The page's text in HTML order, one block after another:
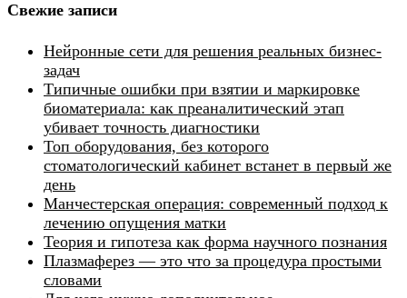
Свежие записи
Нейронные сети для решения реальных бизнес-
задач
Типичные ошибки при взятии и маркировке
биоматериала: как преаналитический этап
убивает точность диагностики
Топ оборудования, без которого
стоматологический кабинет встанет в первый же
день
Манчестерская операция: современный подход к
лечению опущения матки
Теория и гипотеза как форма научного познания
Плазмаферез — это что за процедура простыми
словами